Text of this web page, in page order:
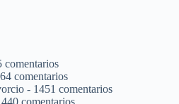
comentarios
comentarios
- 1451 comentarios
comentarios